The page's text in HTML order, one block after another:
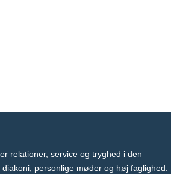
relationer, service og tryghed i den
personlige møder og høj faglighed.